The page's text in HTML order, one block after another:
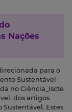
Nações
para o
Sustentável
no Ciência_Iscte
dos artigos
Estes